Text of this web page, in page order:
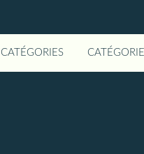
CATÉGORIES